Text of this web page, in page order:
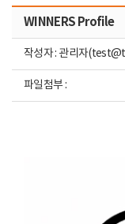
WINNERS Profile
작성자 : 관리자
파일첨부 :